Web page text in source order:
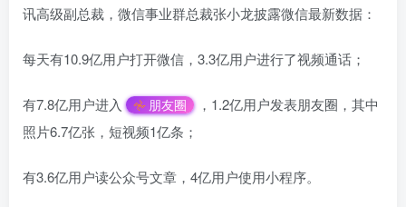
讯高级副总裁，微信事业群总裁张小龙披露微信最新数据：
每天有10.9亿用户打开微信，3.3亿用户进行了视频通话；
有7.8亿用户进入 朋友圈
，1.2亿用户发表朋友圈，其中
照片6.7亿张，短视频1亿条；
有3.6亿用户读公众号文章，4亿用户使用小程序。